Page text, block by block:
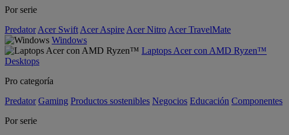
Por serie
Predator Acer Swift Acer Aspire Acer Nitro Acer TravelMate
Windows
Laptops Acer con AMD Ryzen™
Desktops
Pro categoría
Predator Gaming Productos sostenibles Negocios Educación Componentes
Por serie